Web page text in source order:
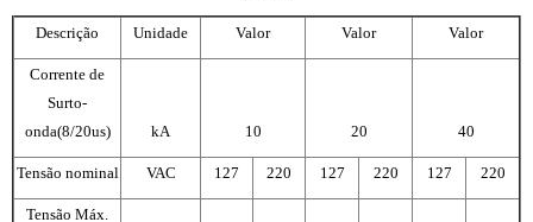
Descrição Unidade Valor Valor Valor
Corrente de
Surto-
onda(8/20us)
kA 10 20 40
Tensão nominal VAC 127 220 127 220 127 220
Tensão Máx.